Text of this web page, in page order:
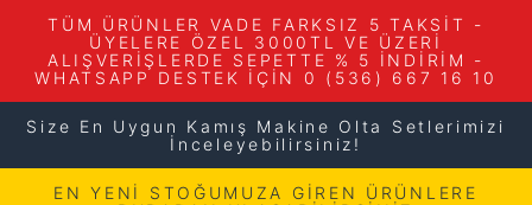
TÜM ÜRÜNLER VADE FARKSIZ 5 TAKSİT -
ÜYELERE ÖZEL 3000TL VE ÜZERİ
ALIŞVERİŞLERDE SEPETTE % 5 İNDİRİM -
WHATSAPP DESTEK İÇİN 0 (536) 667 16 10
Size En Uygun Kamış Makine Olta Setlerimizi
İnceleyebilirsiniz!
EN YENİ STOĞUMUZA GİREN ÜRÜNLERE